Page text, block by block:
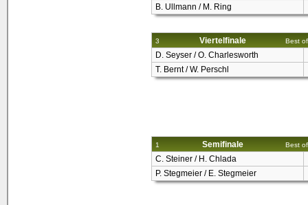
B. Ullmann / M. Ring
3 Viertelfinale Best
D. Seyser / O. Charlesworth
T. Bernt / W. Perschl
1 Semifinale Best
C. Steiner / H. Chlada
P. Stegmeier / E. Stegmeier